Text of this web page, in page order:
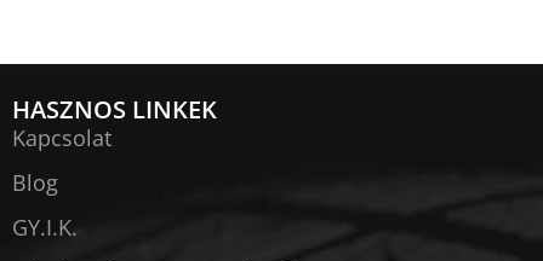
HASZNOS LINKEK
Kapcsolat
Blog
GY.I.K.